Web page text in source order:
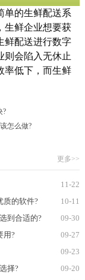
的生鲜配送系
生鲜企业想要获
鲜配送进行数字
则会陷入无休止
率低下，而生鲜
?
怎么做?
更多>>
11-22
10-11
质的软件?
09-30
到合适的?
09-27
用?
09-23
09-20
择?